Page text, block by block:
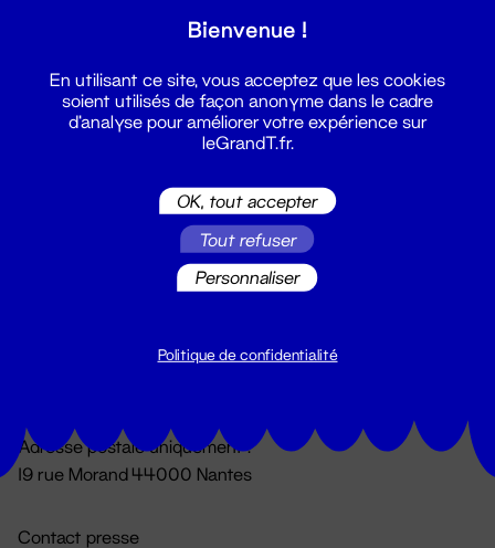
Du lundi au vendredi 14h → 18h
Adresse postale uniquement :
19 rue Morand 44000 Nantes
Contact presse
Bienvenue !
En utilisant ce site, vous acceptez que les cookies
soient utilisés de façon anonyme dans le cadre
d'analyse pour améliorer votre expérience sur
leGrandT.fr.
OK, tout accepter
Tout refuser
Personnaliser
Politique de confidentialité